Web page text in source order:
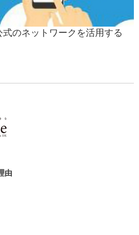
式のネットワークを活用する
由